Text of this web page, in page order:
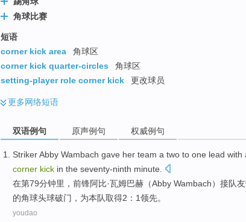
角球比赛
短语
corner kick area
角球区
corner kick quarter-circles
角球区
setting-player role corner kick
更改球员
更多网络短语
双语例句 原声例句 权威例句
StrikerAbby Wambach gave her team a two to one lead with
corner kick in the seventy-ninth minute.
在第79分钟里， 前锋阿比·瓦姆巴赫（Abby Wambach）接队友
的角球头球破门，为本队取得2：1领先。
youdao